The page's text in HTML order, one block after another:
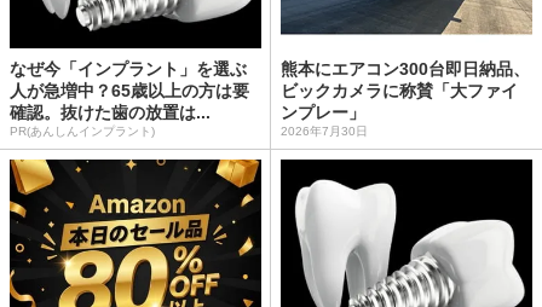
なぜ今「インプラント」を選ぶ
人が急増中？65歳以上の方は要
確認。抜けた歯の放置は...
PR(あんしんインプラント)
熊本にエアコン300台即日納品、
ビックカメラに称賛「大ファイ
ンプレー」
2026年7月30日